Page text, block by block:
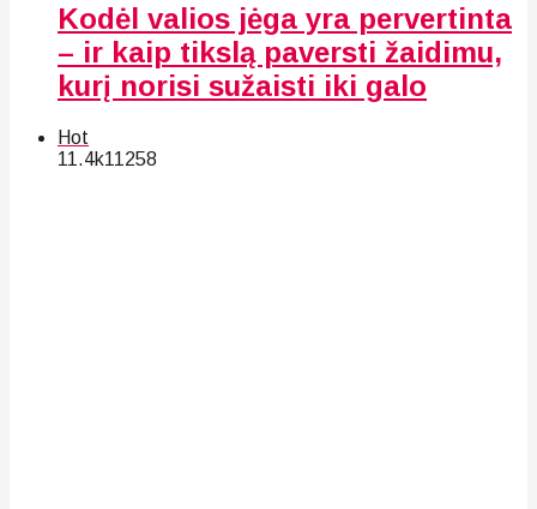
Kodėl valios jėga yra pervertinta
– ir kaip tikslą paversti žaidimu,
kurį norisi sužaisti iki galo
Hot
11.4k11258